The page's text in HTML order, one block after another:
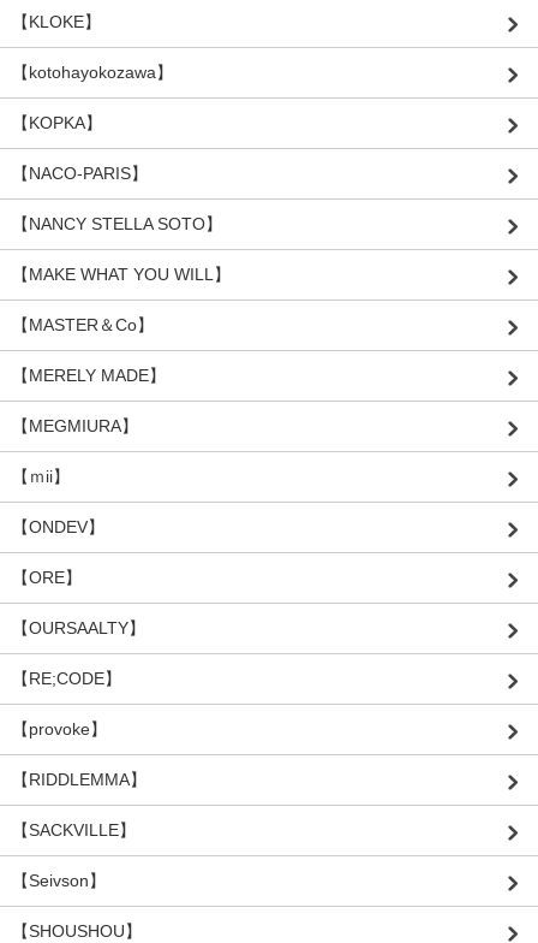
【KLOKE】
【kotohayokozawa】
【KOPKA】
【NACO-PARIS】
【NANCY STELLA SOTO】
【MAKE WHAT YOU WILL】
【MASTER＆Co】
【MERELY MADE】
【MEGMIURA】
【ｍii】
【ONDEV】
【ORE】
【OURSAALTY】
【RE;CODE】
【provoke】
【RIDDLEMMA】
【SACKVILLE】
【Seivson】
【SHOUSHOU】